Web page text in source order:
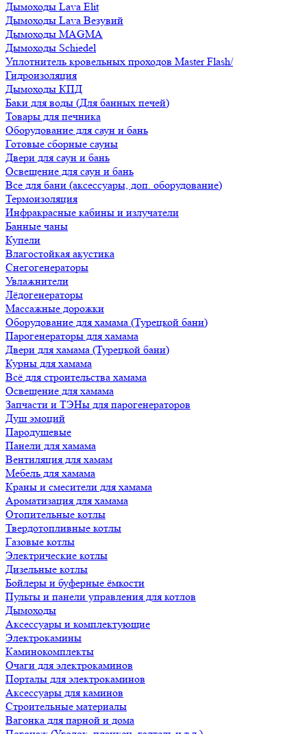
Дымоходы Lava Elit
Дымоходы Lava Везувий
Дымоходы MAGMA
Дымоходы Schiedel
Уплотнитель кровельных проходов Master Flash/
Гидроизоляция
Дымоходы КПД
Баки для воды (Для банных печей)
Товары для печника
Оборудование для саун и бань
Готовые сборные сауны
Двери для саун и бань
Освещение для саун и бань
Все для бани (аксессуары, доп. оборудование)
Термоизоляция
Инфракрасные кабины и излучатели
Банные чаны
Купели
Влагостойкая акустика
Снегогенераторы
Увлажнители
Лёдогенераторы
Массажные дорожки
Оборудование для хамама (Турецкой бани)
Парогенераторы для хамама
Двери для хамама (Турецкой бани)
Курны для хамама
Всё для строительства хамама
Освещение для хамама
Запчасти и ТЭНы для парогенераторов
Душ эмоций
Пародушевые
Панели для хамама
Вентиляция для хамам
Мебель для хамама
Краны и смесители для хамама
Ароматизация для хамама
Отопительные котлы
Твердотопливные котлы
Газовые котлы
Электрические котлы
Дизельные котлы
Бойлеры и буферные ёмкости
Пульты и панели управления для котлов
Дымоходы
Аксессуары и комплектующие
Электрокамины
Каминокомплекты
Очаги для электрокаминов
Порталы для электрокаминов
Аксессуары для каминов
Строительные материалы
Вагонка для парной и дома